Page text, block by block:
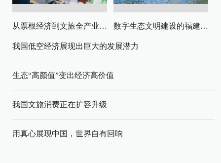
从票根经济到文旅全产业链升级 数字生态文明建设的福建路径与启示
我国低空经济展现出巨大的发展潜力
生态“高颜值”变出经济高价值
我国文旅消费正在扩容升级
用真心展现中国，世界自有回响